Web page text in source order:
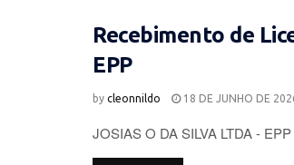
Recebimento de
EPP
by cleonnildo 18 DE JUNHO DE
JOSIAS O DA SILVA LTDA -